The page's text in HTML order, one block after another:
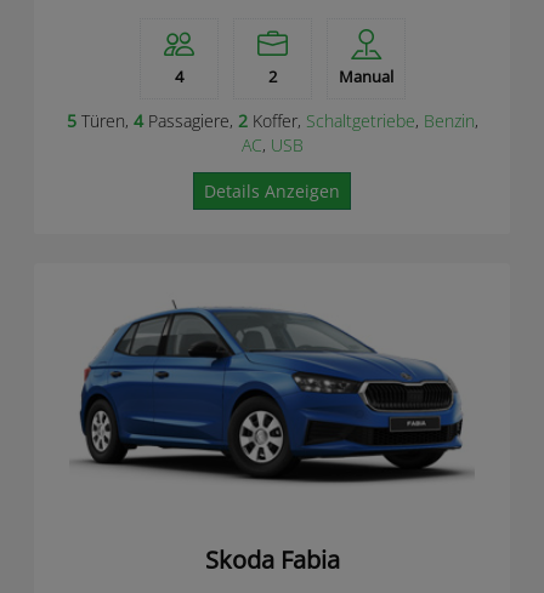
4 2 Manual
5Türen, 4Passagiere, 2Koffer, Schaltgetriebe, Benzin,
AC, USB
Details Anzeigen
Skoda Fabia